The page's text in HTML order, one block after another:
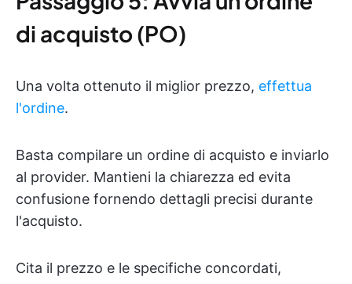
di acquisto (PO)
Una volta ottenuto il miglior prezzo, effettua
l'ordine.
Basta compilare un ordine di acquisto e inviarlo
al provider. Mantieni la chiarezza ed evita
confusione fornendo dettagli precisi durante
l'acquisto.
Cita il prezzo e le specifiche concordati,